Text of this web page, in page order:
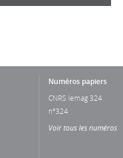
Numéros papiers
CNRS lemag 324
n°324
Voir tous les numéros